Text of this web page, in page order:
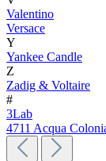
Valentino
Versace
Y
Yankee Candle
Z
Zadig & Voltaire
#
3Lab
4711 Acqua